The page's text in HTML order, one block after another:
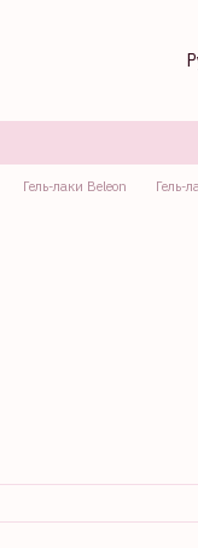
Гель-лаки Beleon Гель-